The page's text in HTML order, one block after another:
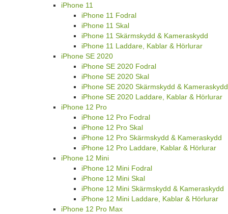
iPhone 11
iPhone 11 Fodral
iPhone 11 Skal
iPhone 11 Skärmskydd & Kameraskydd
iPhone 11 Laddare, Kablar & Hörlurar
iPhone SE 2020
iPhone SE 2020 Fodral
iPhone SE 2020 Skal
iPhone SE 2020 Skärmskydd & Kameraskydd
iPhone SE 2020 Laddare, Kablar & Hörlurar
iPhone 12 Pro
iPhone 12 Pro Fodral
iPhone 12 Pro Skal
iPhone 12 Pro Skärmskydd & Kameraskydd
iPhone 12 Pro Laddare, Kablar & Hörlurar
iPhone 12 Mini
iPhone 12 Mini Fodral
iPhone 12 Mini Skal
iPhone 12 Mini Skärmskydd & Kameraskydd
iPhone 12 Mini Laddare, Kablar & Hörlurar
iPhone 12 Pro Max